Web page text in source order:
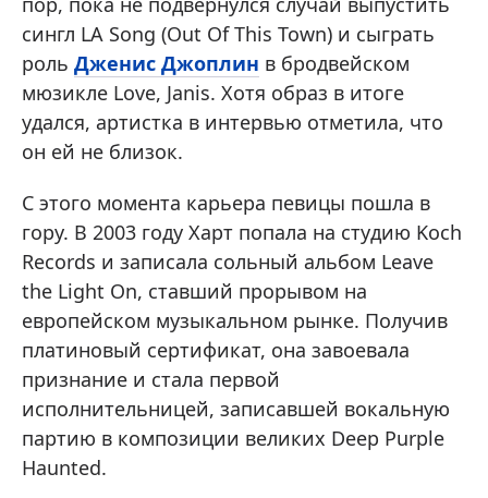
сингл LA Song (Out Of This Town) и сыграть
роль Дженис Джоплин в бродвейском
мюзикле Love, Janis. Хотя образ в итоге
удался, артистка в интервью отметила, что
он ей не близок.
С этого момента карьера певицы пошла в
гору. В 2003 году Харт попала на студию Koch
Records и записала сольный альбом Leave
the Light On, ставший прорывом на
европейском музыкальном рынке. Получив
платиновый сертификат, она завоевала
признание и стала первой
исполнительницей, записавшей вокальную
партию в композиции великих Deep Purple
Haunted.